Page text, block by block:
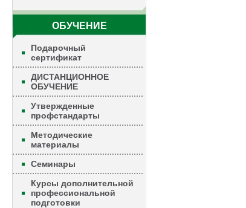
ОБУЧЕНИЕ
Подарочный
сертификат
ДИСТАНЦИОННОЕ
ОБУЧЕНИЕ
Утвержденные
профстандарты
Методические
материалы
Семинары
Курсы дополнительной
профессиональной
подготовки